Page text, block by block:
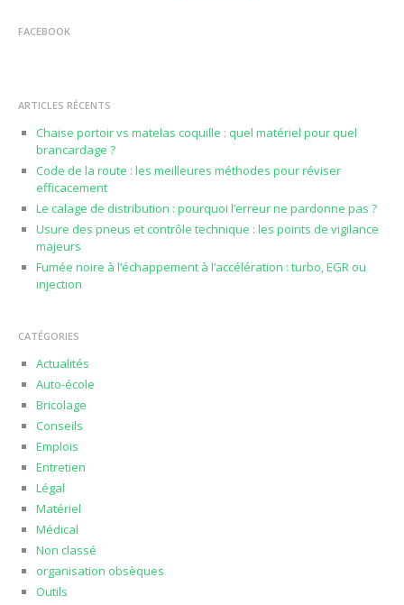
FACEBOOK
ARTICLES RÉCENTS
Chaise portoir vs matelas coquille : quel matériel pour quel
brancardage ?
Code de la route : les meilleures méthodes pour réviser
efficacement
Le calage de distribution : pourquoi l’erreur ne pardonne pas ?
Usure des pneus et contrôle technique : les points de vigilance
majeurs
Fumée noire à l’échappement à l’accélération : turbo, EGR ou
injection
CATÉGORIES
Actualités
Auto-école
Bricolage
Conseils
Emplois
Entretien
Légal
Matériel
Médical
Non classé
organisation obsèques
Outils